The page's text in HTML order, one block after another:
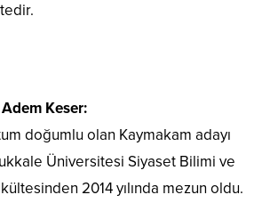
Keser:
doğumlu olan Kaymakam adayı
Üniversitesi Siyaset Bilimi ve
2014 yılında mezun oldu.